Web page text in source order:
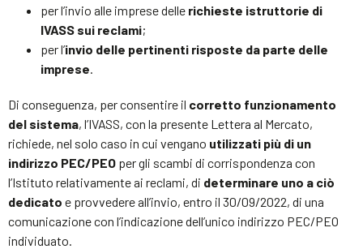
per l’invio alle imprese delle richieste istruttorie di
IVASS sui reclami;
per l’invio delle pertinenti risposte da parte delle
imprese.
Di conseguenza, per consentire il corretto funzionamento
del sistema, l’IVASS, con la presente Lettera al Mercato,
richiede, nel solo caso in cui vengano utilizzati più di un
indirizzo PEC/PEO per gli scambi di corrispondenza con
l’Istituto relativamente ai reclami, di determinare uno a ciò
dedicato e provvedere all’invio, entro il 30/09/2022, di una
comunicazione con l’indicazione dell’unico indirizzo PEC/PEO
individuato.